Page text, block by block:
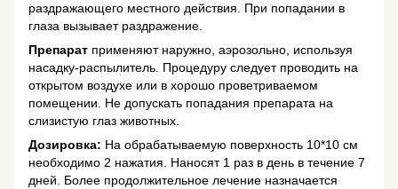
раздражающего местного действия. При попадании в
глаза вызывает раздражение.
Препарат применяют наружно, аэрозольно, используя
насадку-распылитель. Процедуру следует проводить на
открытом воздухе или в хорошо проветриваемом
помещении. Не допускать попадания препарата на
слизистую глаз животных.
Дозировка: На обрабатываемую поверхность 10*10 см
необходимо 2 нажатия. Наносят 1 раз в день в течение 7
дней. Более продолжительное лечение назначается